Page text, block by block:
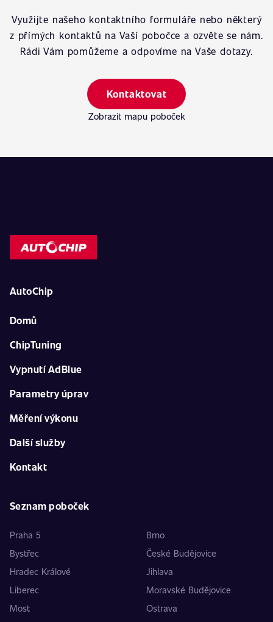
Využijte našeho kontaktního formuláře nebo některý
z přímých kontaktů na Vaší pobočce a ozvěte se nám.
Rádi Vám pomůžeme a odpovíme na Vaše dotazy.
Kontaktovat
Zobrazit mapu poboček
AutoChip
Domů
ChipTuning
Vypnutí AdBlue
Parametry úprav
Měření výkonu
Další služby
Kontakt
Seznam poboček
Praha 5
Brno
Bystřec
České Budějovice
Hradec Králové
Jihlava
Liberec
Moravské Budějovice
Most
Ostrava